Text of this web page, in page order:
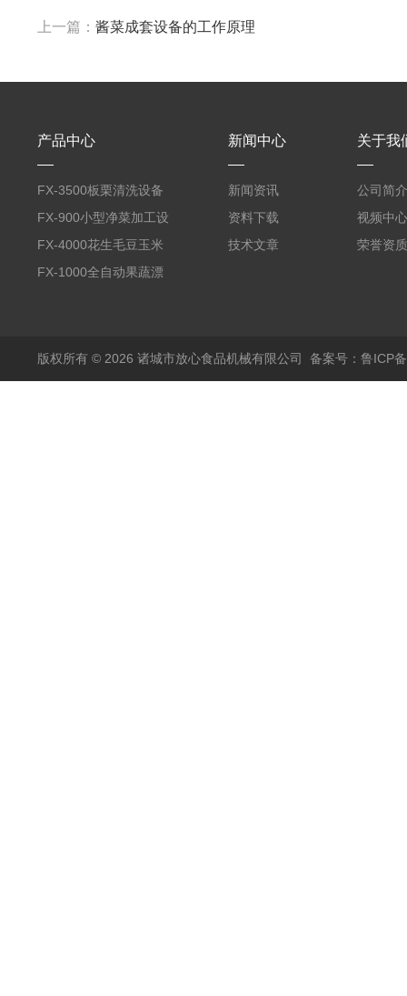
上一篇： 酱菜成套设备的工作原理
产品中心
FX-3500板栗清洗设备
全自动气泡清洗机
FX-900小型净菜加工设
备野菜清洗机
FX-4000花生毛豆玉米
蒸煮漂烫机
FX-1000全自动果蔬漂
新闻中心
新闻资讯
资料下载
技术文章
关于我
公司简介
视频中心
荣誉资质
版权所有 © 2026 诸城市放心食品机械有限公司 备案号：鲁ICP